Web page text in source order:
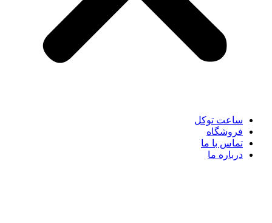
ساعت توکل
فروشگاه
تماس با ما
درباره ما